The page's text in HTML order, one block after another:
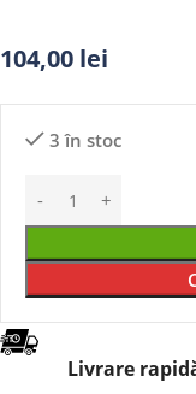
104,00 lei
3 în stoc
Livrare